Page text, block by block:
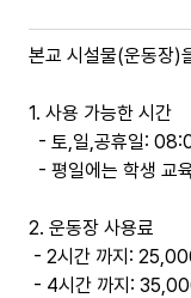
본교 시설물(운동장)
1. 사용 가능한 시간
- 토,일,공휴일:
- 평일에는 학생 교
2. 운동장 사용료
- 2시간 까지:
- 4시간 까지: